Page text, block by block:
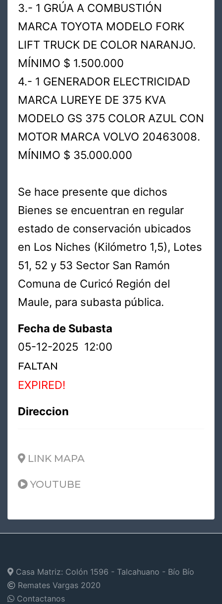
3.- 1 GRÚA A COMBUSTIÓN
MARCA TOYOTA MODELO FORK
LIFT TRUCK DE COLOR NARANJO.
MÍNIMO $ 1.500.000
4.- 1 GENERADOR ELECTRICIDAD
MARCA LUREYE DE 375 KVA
MODELO GS 375 COLOR AZUL CON
MOTOR MARCA VOLVO 20463008.
MÍNIMO $ 35.000.000
Se hace presente que dichos
Bienes se encuentran en regular
estado de conservación ubicados
en Los Niches (Kilómetro 1,5), Lotes
51, 52 y 53 Sector San Ramón
Comuna de Curicó Región del
Maule, para subasta pública.
Fecha de Subasta
05-12-2025 12:00
FALTAN
EXPIRED!
Direccion
LINK MAPA
YOUTUBE
Casa Matriz: Colón 1596 - Talcahuano - Bío Bío
Remates Vargas 2020
Contactanos